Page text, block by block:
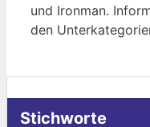
und Ironman.
den
Stichworte